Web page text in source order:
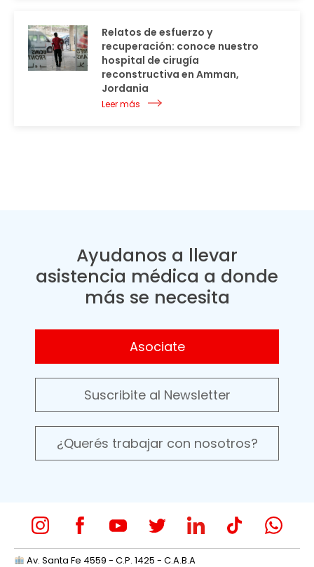
Relatos de esfuerzo y
recuperación: conoce nuestro
hospital de cirugía
reconstructiva en Amman,
Jordania
Leer más
Ayudanos a llevar
asistencia médica a donde
más se necesita
Asociate
Suscribite al Newsletter
¿Querés trabajar con nosotros?
Av. Santa Fe 4559 - C.P. 1425 - C.A.B.A